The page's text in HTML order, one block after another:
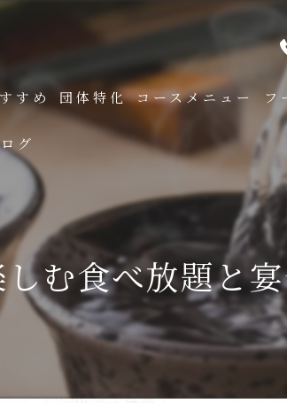
すめ 団体特化 コースメニュー フ
グ
む食べ放題と